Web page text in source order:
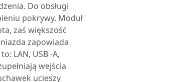
Do obsługi
pokrywy. Moduł
zaś większość
zapowiada
LAN, USB -A,
wejścia
ucieszy